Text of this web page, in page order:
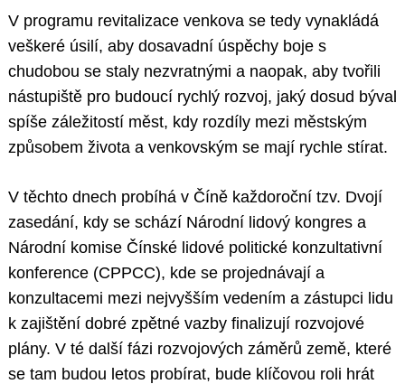
V programu revitalizace venkova se tedy vynakládá
veškeré úsilí, aby dosavadní úspěchy boje s
chudobou se staly nezvratnými a naopak, aby tvořili
nástupiště pro budoucí rychlý rozvoj, jaký dosud býval
spíše záležitostí měst, kdy rozdíly mezi městským
způsobem života a venkovským se mají rychle stírat.
V těchto dnech probíhá v Číně každoroční tzv. Dvojí
zasedání, kdy se schází Národní lidový kongres a
Národní komise Čínské lidové politické konzultativní
konference (CPPCC), kde se projednávají a
konzultacemi mezi nejvyšším vedením a zástupci lidu
k zajištění dobré zpětné vazby finalizují rozvojové
plány. V té další fázi rozvojových záměrů země, které
se tam budou letos probírat, bude klíčovou roli hrát